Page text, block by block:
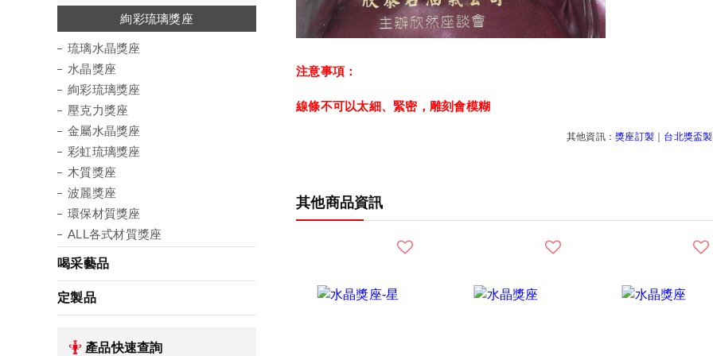
琉璃水晶獎座
水晶獎座
絢彩琉璃獎座
壓克力獎座
金屬水晶獎座
彩虹琉璃獎座
木質獎座
波麗獎座
環保材質獎座
琉璃水晶獎座
水晶獎座
絢彩琉璃獎座
壓克力獎座
金屬水晶獎座
彩虹琉璃獎座
木質獎座
波麗獎座
環保材質獎座
ALL各式材質獎座
喝采藝品
定製品
產品快速查詢
注意事項：
線條不可以太細、緊密，雕刻會模糊
其他資訊： 獎座訂製 台北獎盃
其他商品資訊